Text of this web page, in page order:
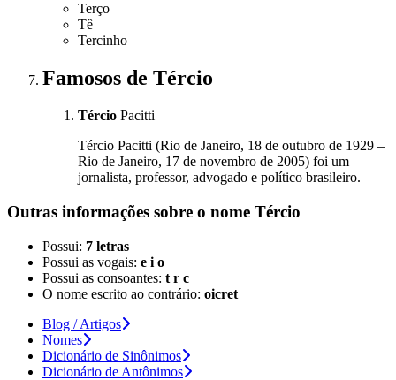
Terço
Tê
Tercinho
Famosos de Tércio
Tércio Pacitti
Tércio Pacitti (Rio de Janeiro, 18 de outubro de 1929 –
Rio de Janeiro, 17 de novembro de 2005) foi um
jornalista, professor, advogado e político brasileiro.
Outras informações sobre o nome Tércio
Possui: 7 letras
Possui as vogais: e i o
Possui as consoantes: t r c
O nome escrito ao contrário: oicret
Blog / Artigos
Nomes
Dicionário de Sinônimos
Dicionário de Antônimos